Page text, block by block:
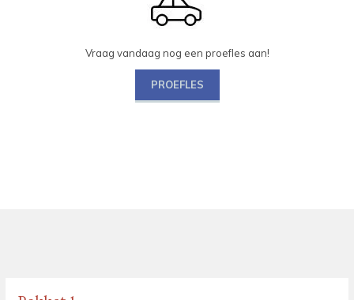
Vraag vandaag nog een proefles aan!
PROEFLES